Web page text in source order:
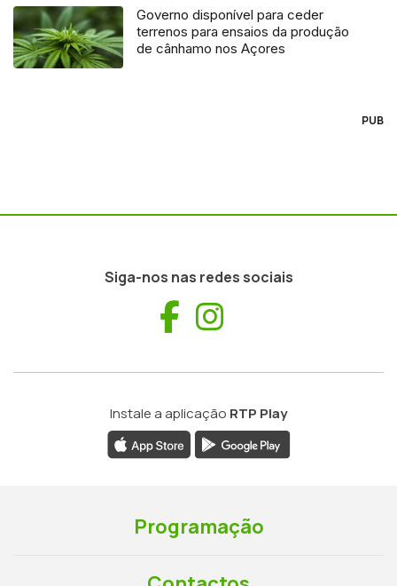
Governo disponível para ceder
terrenos para ensaios da produção
de cânhamo nos Açores
PUB
Siga-nos nas redes sociais
Facebook
Instale a aplicação RTP Play
Programação